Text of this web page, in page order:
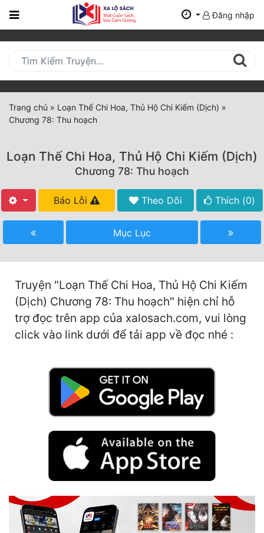
Trang
Mới
Cập
Nhật
(current)
Thể Loại
Tất Cả
Hoàn Thành
Free
Hậu Cung
Truyện Convert
Truyện Nhập Môn
Cổ Tiên Hiệp
Đăng nhập
Trang chủ » Loạn Thế Chi Hoa, Thủ Hộ Chi Kiếm (Dịch) »
Chương 78: Thu hoạch
Loạn Thế Chi Hoa, Thủ Hộ Chi Kiếm (Dịch)
Chương 78: Thu hoạch
Báo Lỗi Theo Dõi Thích (0)
Mục Lục
Truyện "Loạn Thế Chi Hoa, Thủ Hộ Chi Kiếm
(Dịch) Chương 78: Thu hoạch" hiện chỉ hỗ
trợ đọc trên app của xalosach.com, vui lòng
click vào link dưới để tải app về đọc nhé :